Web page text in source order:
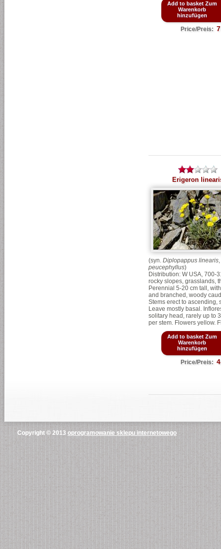
Add to basket Zum
Warenkorb
hinzufügen
Price/Preis:
Erigeron
(syn. Diplopappus linearis,
peucephyllus)
Distribution: W USA, 700-
rocky slopes, grasslands,
Perennial 5-20 cm tall,
and branched, woody
Stems erect to ascending,
Leave mostly basal.
solitary head, rarely up to
per stem. Flowers yellow.
Add to basket Zum
Warenkorb
hinzufügen
Price/Preis:
Copyright © 2013 oprogramowanie sklepu internetowego